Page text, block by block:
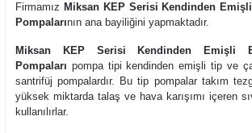
Firmamız Miksan KEP Serisi Kendinden
Pompalarının ana bayiliğini yapmaktadır.
Miksan KEP Serisi Kendinden Emişli
Pompaları pompa tipi kendinden emişli tip ve
santrifüj pompalardır. Bu tip pompalar takım
yüksek miktarda talaş ve hava karışımı içeren
kullanılırlar.